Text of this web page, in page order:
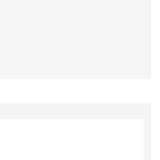
晶显示器上清晰地显示出
时，将传感器放在工件被